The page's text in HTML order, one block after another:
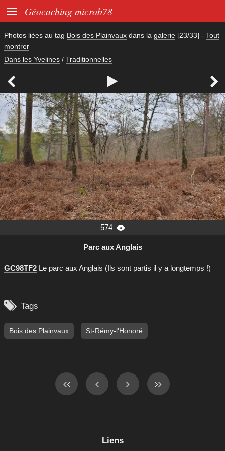
 Géocaching microb78
Photos liées au tag Bois des Plainvaux dans la galerie [23/33] - Tout
montrer
Dans les Yvelines / Traditionnelles
  
574 
Parc aux Anglais
GC98TF2 Le parc aux Anglais (Ils sont partis il y a longtemps !)
 Tags
Bois des Plainvaux St-Rémy-l'Honoré
Liens